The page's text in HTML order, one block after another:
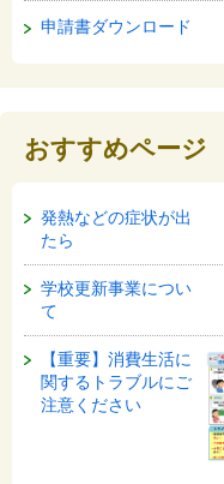
申請書ダウンロード
おすすめページ
発熱などの症状が出
たら
学校更新事業につい
て
【重要】消費生活に
関するトラブルにご
注意ください